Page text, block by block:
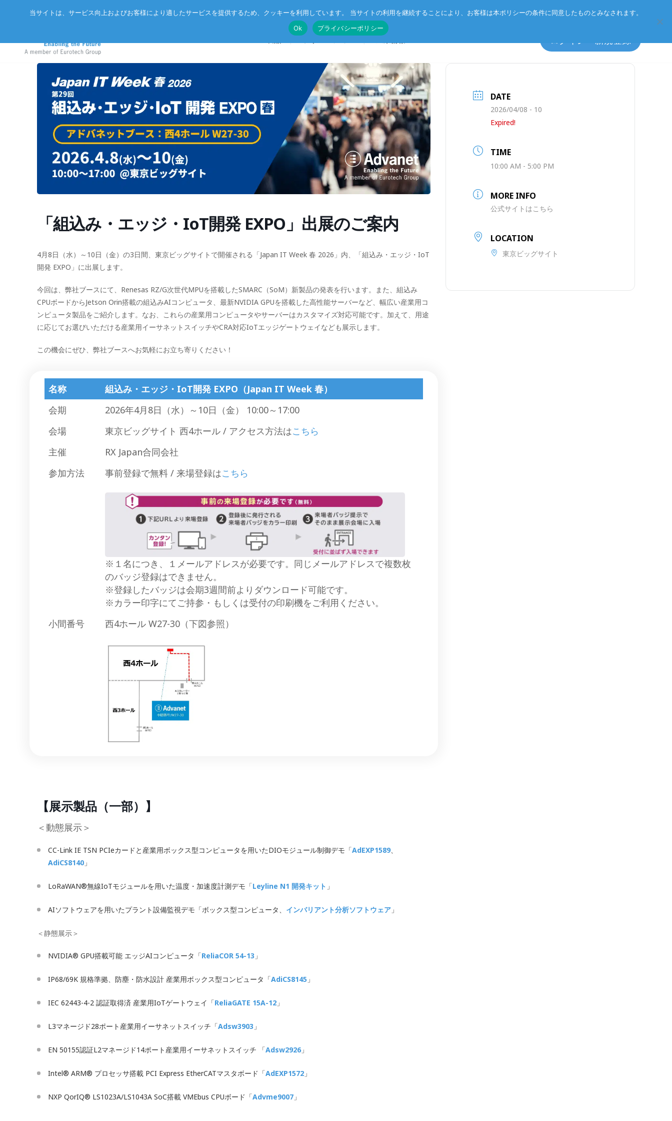
Eurotechグループ お客様サポート お問い合わせ
ログイン・新規登録
エッジAIコンピュータ
産業用ボックス型コンピュータ
エッジIoTゲートウェイ
インテリジェントセンサ
EtherCAT®
CC-Link IE TSN
ARCNET
System on Module (SoM)
CompactPCIボード
VMEボード
マザーボード
I/Oボード
キャリアボード
エッジソフトウェア
受託開発
企業向けAI
エッジコンピューティング・AIoT
ラピッドプロトタイピング
アドバネットについて
会社概要
パートナー
アクセス
ニュース
イベント
総合カタログのダウンロード マネジメント方針
プライバシーポリシー
「組込み・エッジ・IoT開発 EXPO」出展のご案内
4月8日（水）～10日（金）の3日間、東京ビッグサイトで開催される「Japan IT Week 春 2026」内、「組込み・エッジ・IoT
開発 EXPO」に出展します。
今回は、弊社ブースにて、Renesas RZ/G次世代MPUを搭載したSMARC（SoM）新製品の発表を行います。また、組込み
CPUボードからJetson Orin搭載の組込みAIコンピュータ、最新NVIDIA GPUを搭載した高性能サーバーなど、幅広い産業用コ
ンピュータ製品をご紹介します。なお、これらの産業用コンピュータやサーバーはカスタマイズ対応可能です。加えて、用途
に応じてお選びいただける産業用イーサネットスイッチやCRA対応IoTエッジゲートウェイなども展示します。
この機会にぜひ、弊社ブースへお気軽にお立ち寄りください！
名称
組込み・エッジ・IoT開発 EXPO（Japan IT Week 春）
会期
2026年4月8日（水）～10日（金） 10:00～17:00
会場
東京ビッグサイト 西4ホール / アクセス方法はこちら
主催
RX Japan合同会社
参加方法
事前登録で無料 / 来場登録はこちら
※１名につき、１メールアドレスが必要です。同じメールアドレスで複数枚
のバッジ登録はできません。
※登録したバッジは会期3週間前よりダウンロード可能です。
※カラー印字にてご持参・もしくは受付の印刷機をご利用ください。
小間番号
西4ホール W27-30（下図参照）
【展示製品（一部）】
＜動態展示＞
CC-Link IE TSN PCIeカードと産業用ボックス型コンピュータを用いたDIOモジュール制御デモ「AdEXP1589、
AdiCS8140 」
LoRaWAN®無線IoTモジュールを用いた温度・加速度計測デモ「Leyline N1 開発キット 」
AIソフトウェアを用いたプラント設備監視デモ「ボックス型コンピュータ、 インバリアント分析ソフトウェア 」
＜静態展示＞
NVIDIA® GPU搭載可能 エッジAIコンピュータ「ReliaCOR 54-13 」
IP68/69K 規格準拠、防塵・防水設計 産業用ボックス型コンピュータ「AdiCS8145 」
IEC 62443-4-2 認証取得済 産業用IoTゲートウェイ「ReliaGATE 15A-12 」
L3マネージド28ポート産業用イーサネットスイッチ「Adsw3903 」
EN 50155認証L2マネージド14ポート産業用イーサネットスイッチ 「Adsw2926」
Intel® ARM® プロセッサ搭載 PCI Express EtherCATマスタボード「AdEXP1572 」
NXP QorIQ® LS1023A/LS1043A SoC搭載 VMEbus CPUボード「Advme9007 」
DATE
2026/04/08 - 10
Expired!
TIME
10:00 AM - 5:00 PM
MORE INFO
公式サイトはこちら
LOCATION
東京ビッグサイト
当サイトは、サービス向上およびお客様により適したサービスを提供するため、クッキーを利用しています。 当サイトの利用を継続することにより、お客様は本ポリシーの条件に同意したものとみなされます。
Ok
プライバシーポリシー